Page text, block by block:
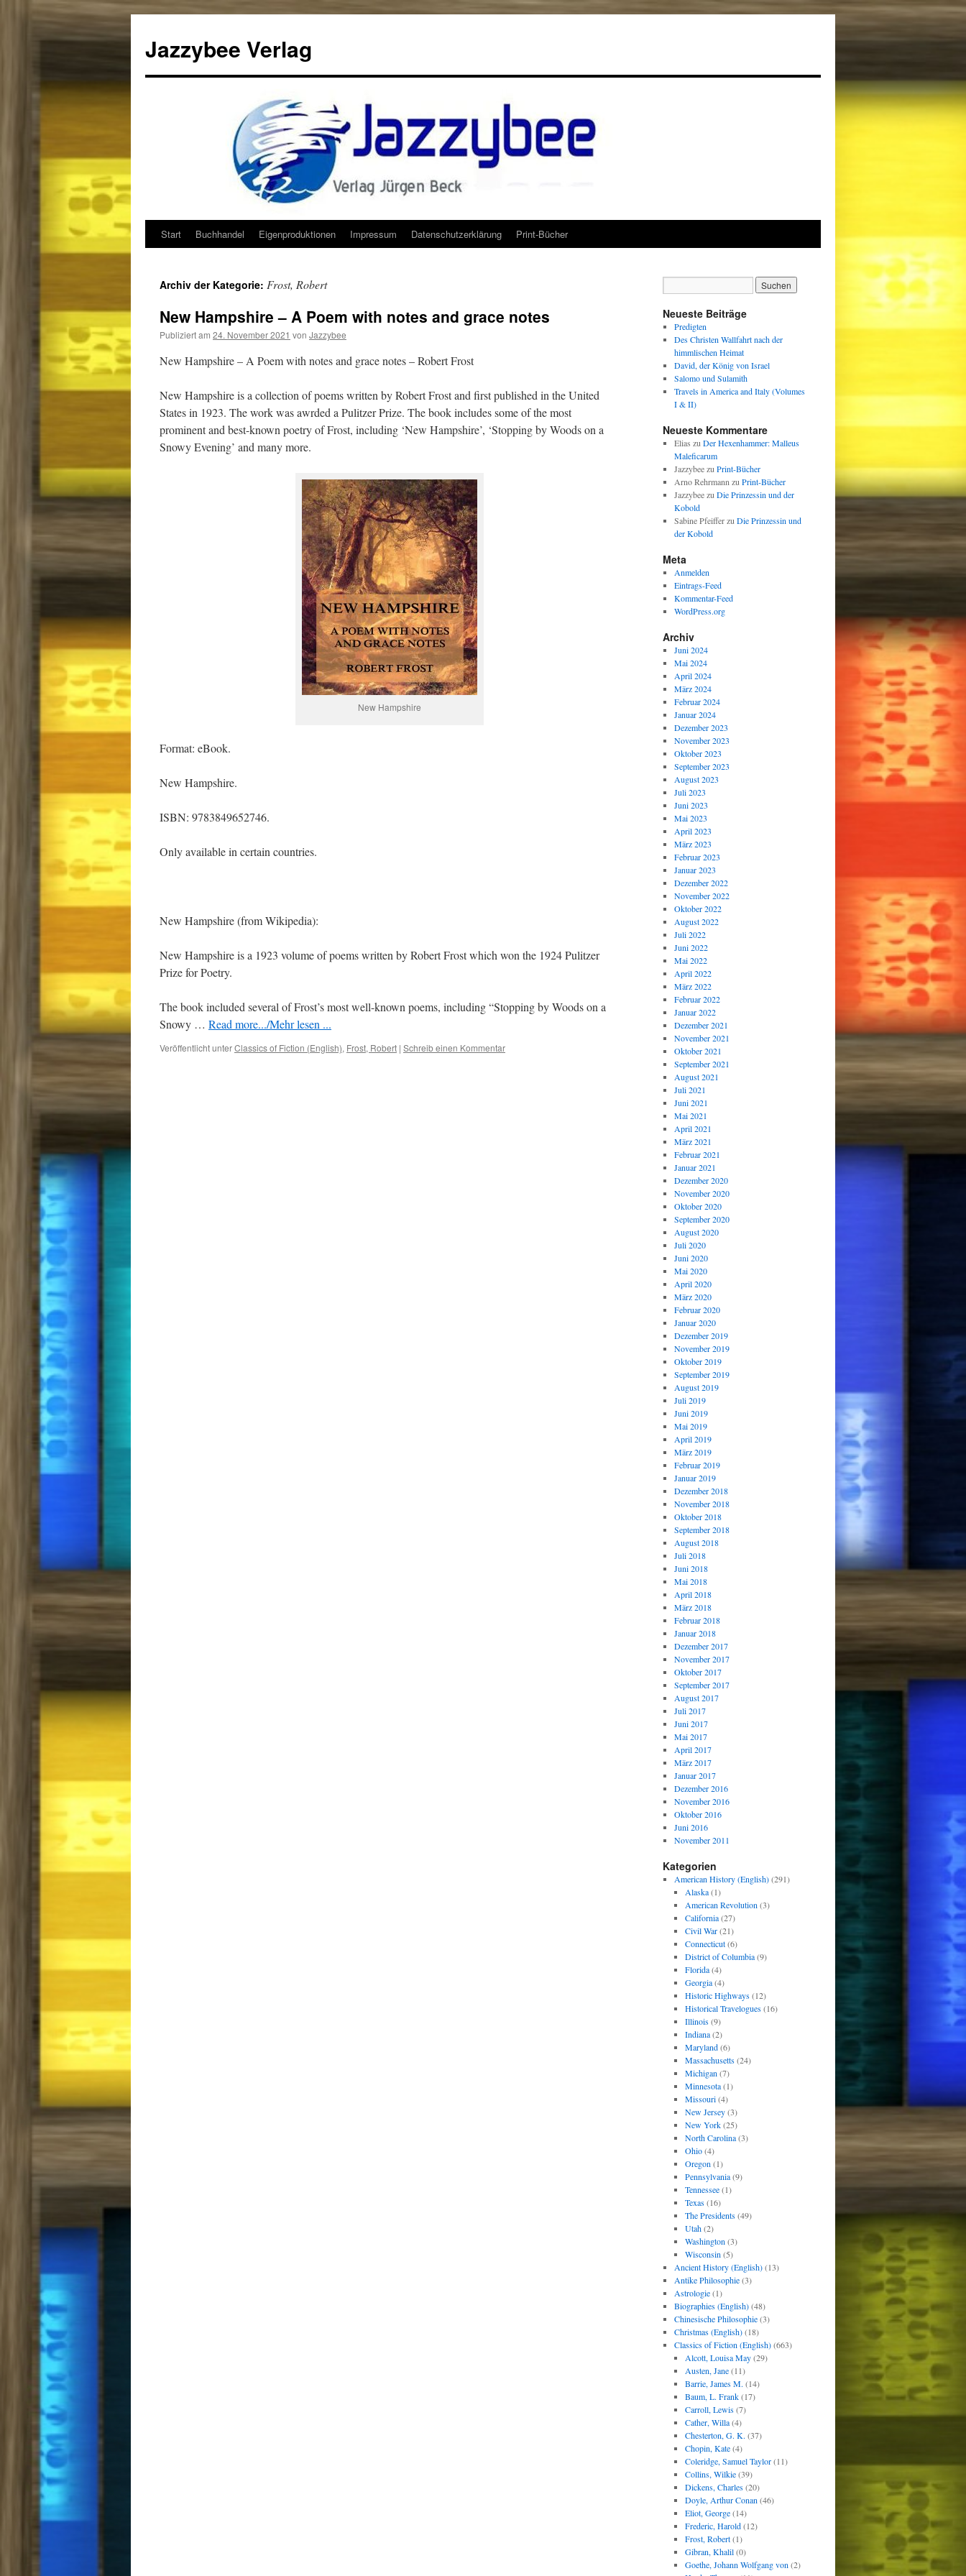
Jazzybee Verlag
Zum
springen
Start Buchhandel Eigenproduktionen Impressum Datenschutzerklärung Print-Bücher
Archiv der Kategorie: Frost, Robert
New Hampshire – A Poem with notes and grace notes
Publiziert am 24. November 2021 von Jazzybee
New Hampshire – A Poem with notes and grace notes – Robert Frost
New Hampshire is a collection of poems written by Robert Frost and first published in the United
States in 1923. The work was awrded a Pulitzer Prize. The book includes some of the most
prominent and best-known poetry of Frost, including ‘New Hampshire’, ‘Stopping by Woods on a
Snowy Evening’ and many more.
New Hampshire
Format: eBook.
New Hampshire.
ISBN: 9783849652746.
Only available in certain countries.
New Hampshire (from Wikipedia):
New Hampshire is a 1923 volume of poems written by Robert Frost which won the 1924 Pulitzer
Prize for Poetry.
The book included several of Frost’s most well-known poems, including “Stopping by Woods on a
Snowy … Read more.../Mehr lesen ...
Veröffentlicht unterClassics of Fiction (English), Frost, Robert | Schreib einen Kommentar
Neueste Beiträge
Predigten
Des Christen Wallfahrt nach der
himmlischen Heimat
David, der König von Israel
Salomo und Sulamith
Travels in America and Italy (Volumes
I & II)
Neueste Kommentare
Elias zu Der Hexenhammer: Malleus
Maleficarum
Jazzybeezu Print-Bücher
Arno Rehrmann zu Print-Bücher
Jazzybeezu Die Prinzessin und der
Kobold
Sabine Pfeifferzu Die Prinzessin und
der Kobold
Meta
Anmelden
Eintrags-Feed
Kommentar-Feed
WordPress.org
Archiv
Juni 2024
Mai 2024
April 2024
März 2024
Februar 2024
Januar 2024
Dezember 2023
November 2023
Oktober 2023
September 2023
August 2023
Juli 2023
Juni 2023
Mai 2023
April 2023
März 2023
Februar 2023
Januar 2023
Dezember 2022
November 2022
Oktober 2022
August 2022
Juli 2022
Juni 2022
Mai 2022
April 2022
März 2022
Februar 2022
Januar 2022
Dezember 2021
November 2021
Oktober 2021
September 2021
August 2021
Juli 2021
Juni 2021
Mai 2021
April 2021
März 2021
Februar 2021
Januar 2021
Dezember 2020
November 2020
Oktober 2020
September 2020
August 2020
Juli 2020
Juni 2020
Mai 2020
April 2020
März 2020
Februar 2020
Januar 2020
Dezember 2019
November 2019
Oktober 2019
September 2019
August 2019
Juli 2019
Juni 2019
Mai 2019
April 2019
März 2019
Februar 2019
Januar 2019
Dezember 2018
November 2018
Oktober 2018
September 2018
August 2018
Juli 2018
Juni 2018
Mai 2018
April 2018
März 2018
Februar 2018
Januar 2018
Dezember 2017
November 2017
Oktober 2017
September 2017
August 2017
Juli 2017
Juni 2017
Mai 2017
April 2017
März 2017
Januar 2017
Dezember 2016
November 2016
Oktober 2016
Juni 2016
November 2011
Kategorien
American History (English)(291)
Alaska(1)
American Revolution (3)
California(27)
Civil War(21)
Connecticut(6)
District of Columbia(9)
Florida(4)
Georgia(4)
Historic Highways(12)
Historical Travelogues(16)
Illinois(9)
Indiana(2)
Maryland(6)
Massachusetts(24)
Michigan (7)
Minnesota(1)
Missouri(4)
New Jersey(3)
New York(25)
North Carolina(3)
Ohio(4)
Oregon (1)
Pennsylvania(9)
Tennessee(1)
Texas(16)
The Presidents(49)
Utah(2)
Washington (3)
Wisconsin (5)
Ancient History (English)(13)
Antike Philosophie(3)
Astrologie(1)
Biographies (English)(48)
Chinesische Philosophie(3)
Christmas (English)(18)
Classics of Fiction (English)(663)
Alcott, Louisa May(29)
Austen, Jane(11)
Barrie, James M. (14)
Baum, L. Frank(17)
Carroll, Lewis(7)
Cather, Willa(4)
Chesterton, G. K. (37)
Chopin, Kate(4)
Coleridge, Samuel Taylor(11)
Collins, Wilkie(39)
Dickens, Charles(20)
Doyle, Arthur Conan (46)
Eliot, George(14)
Frederic, Harold(12)
Frost, Robert(1)
Gibran, Khalil(0)
Goethe, Johann Wolfgang von (2)